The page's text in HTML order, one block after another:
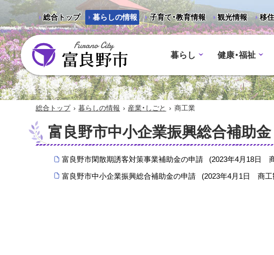
総合トップ 暮らしの情報 子育て・教育情報 観光情報 移
富良野市 - Frano City
暮らし 健康・福祉
総合トップ › 暮らしの情報 › 産業・しごと › 商工業
富良野市中小企業振興総合補助金
富良野市閑散期誘客対策事業補助金の申請 (2023年4月18日
富良野市中小企業振興総合補助金の申請
(2023年4月1日 商工